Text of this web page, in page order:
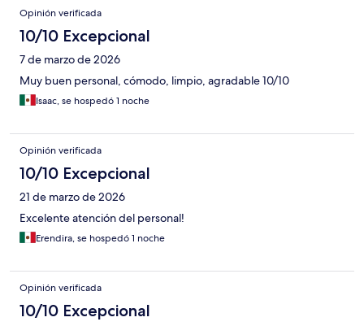
Opinión verificada
10/10 Excepcional
7 de marzo de 2026
Muy buen personal, cómodo, limpio, agradable 10/10
Isaac, se hospedó 1 noche
Opinión verificada
10/10 Excepcional
21 de marzo de 2026
Excelente atención del personal!
Erendira, se hospedó 1 noche
Opinión verificada
10/10 Excepcional